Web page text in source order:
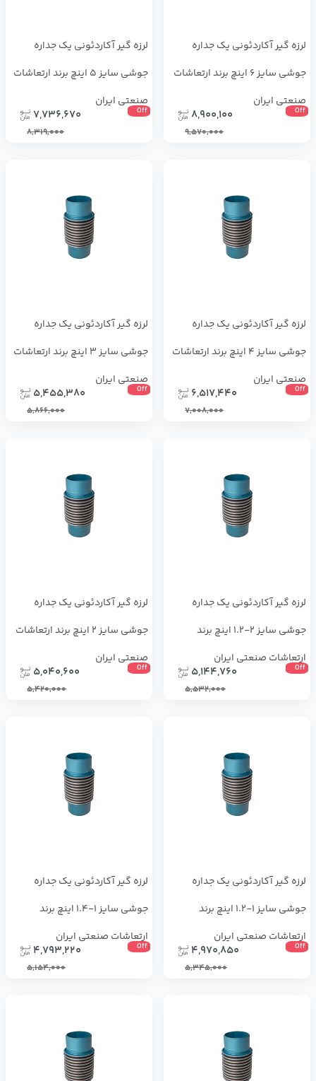
لرزه گیر آکاردئونی یک جداره
جوشی سایز 6 اینچ برند ارتعاشات
صنعتی ایران
Off
8,900,100
9,570,000
لرزه گیر آکاردئونی یک جداره
جوشی سایز 5 اینچ برند ارتعاشات
صنعتی ایران
Off
7,736,670
8,319,000
لرزه گیر آکاردئونی یک جداره
جوشی سایز 4 اینچ برند ارتعاشات
صنعتی ایران
Off
6,517,440
7,008,000
لرزه گیر آکاردئونی یک جداره
جوشی سایز 3 اینچ برند ارتعاشات
صنعتی ایران
Off
5,455,380
5,866,000
لرزه گیر آکاردئونی یک جداره
جوشی سایز 2-1.2 اینچ برند
ارتعاشات صنعتی ایران
Off
5,144,760
5,532,000
لرزه گیر آکاردئونی یک جداره
جوشی سایز 2 اینچ برند ارتعاشات
صنعتی ایران
Off
5,040,600
5,420,000
لرزه گیر آکاردئونی یک جداره
جوشی سایز 1-1.2 اینچ برند
ارتعاشات صنعتی ایران
Off
4,970,850
5,345,000
لرزه گیر آکاردئونی یک جداره
جوشی سایز 1-1.4 اینچ برند
ارتعاشات صنعتی ایران
Off
4,793,220
5,154,000